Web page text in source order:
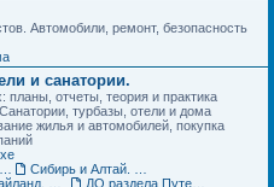
Автомобили, ремонт, безопасность
и санатории.
планы, отчеты, теория и практика
турбазы, отели и дома
жилья и автомобилей, покупка